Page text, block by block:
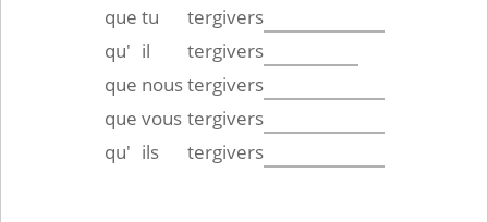
que tu
tergivers
qu' il
tergivers
que noustergivers
que vous tergivers
qu' ils tergivers